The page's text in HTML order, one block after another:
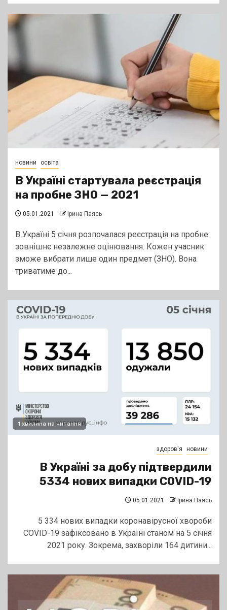
новини освіта
В Україні стартувала реєстрація
на пробне ЗНО — 2021
05.01.2021 Ірина Паясь
В Україні 5 січня розпочалася реєстрація на пробне
зовнішнє незалежне оцінювання. Кожен учасник
зможе вибрати лише один предмет (ЗНО). Вона
триватиме до...
1 хвилина на читання
здоров'я новини
В Україні за добу підтвердили
5334 нових випадки COVID-19
05.01.2021 Ірина Паясь
5 334 нових випадки коронавірусної хвороби
COVID-19 зафіксовано в Україні станом на 5 січня
2021 року. Зокрема, захворіли 164 дитини...